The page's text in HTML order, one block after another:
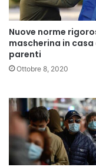
Nuove norme
mascherina in casa
parenti
Ottobre 8, 2020